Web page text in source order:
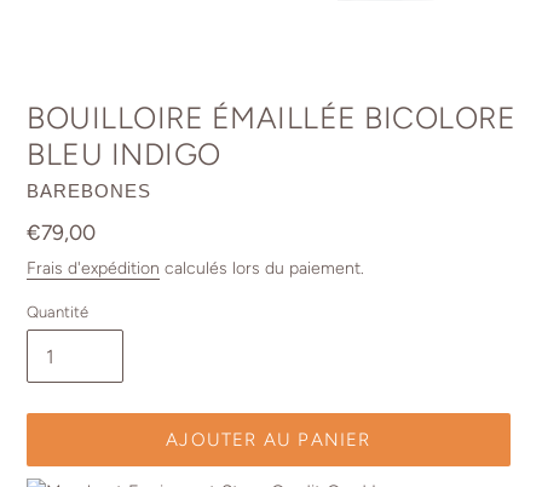
BOUILLOIRE ÉMAILLÉE BICOLORE
BLEU INDIGO
DISTRIBUTEUR
BAREBONES
Prix
normal
€79,00
Frais d'expédition calculés lors du paiement.
Quantité
AJOUTER AU PANIER